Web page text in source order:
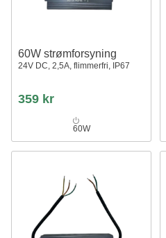
60W strømforsyning
24V DC, 2,5A, flimmerfri, IP67
359 kr
60W